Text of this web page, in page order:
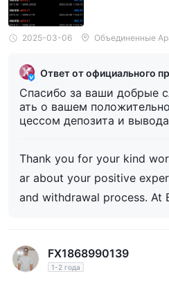
2025-03-06 Объединенные
Ответ от официального
Спасибо за ваши добрые
ать о вашем
цессом депозита и
ы придерживаемся
я гладкое и беззаботное
нзакции. Ваше доверие
мы всегда готовы помочь
овли! 🚀
Thank you for your kind
ar about your positive
and withdrawal process. At
Your trust means the world
here to assist you. Happy
FX1868990139
1-2 года